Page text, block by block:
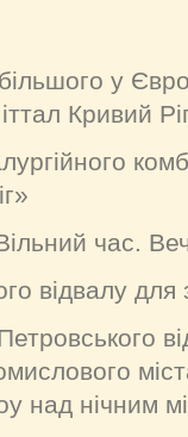
у
Кривий
час.
відвалу для
над нічним